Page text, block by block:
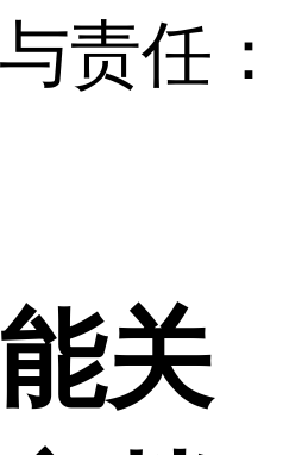
责任：
关